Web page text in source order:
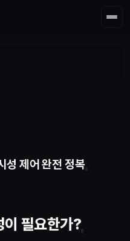
제어 완전 정복
이 필요한가?